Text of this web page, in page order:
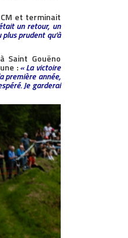
et terminait
un retour, un
prudent qu’à
Saint Gouëno
:« La victoire
première année,
Je garderai